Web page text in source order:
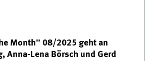
Month" 08/2025 geht an
Anna-Lena Börsch und Gerd